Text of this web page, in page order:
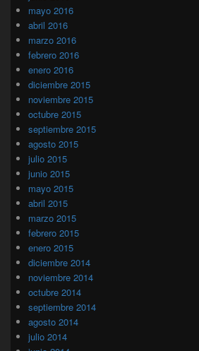
mayo 2016
abril 2016
marzo 2016
febrero 2016
enero 2016
diciembre 2015
noviembre 2015
octubre 2015
septiembre 2015
agosto 2015
julio 2015
junio 2015
mayo 2015
abril 2015
marzo 2015
febrero 2015
enero 2015
diciembre 2014
noviembre 2014
octubre 2014
septiembre 2014
agosto 2014
julio 2014